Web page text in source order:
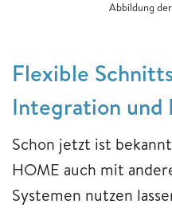
Abbildung
Flexible
Integration und
Schon jetzt ist
HOME auch mit
Systemen nutzen